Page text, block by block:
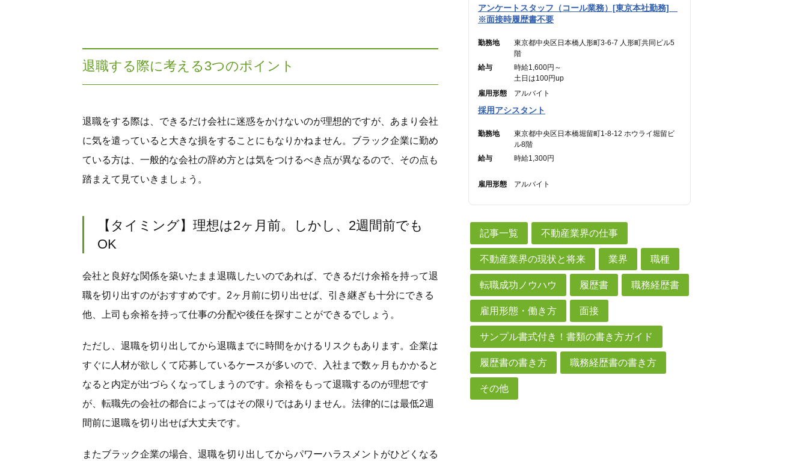
退職する際に考える3つのポイント
退職をする際は、できるだけ会社に迷惑をかけないのが理想的ですが、あまり会社
に気を遣っていると大きな損をすることにもなりかねません。ブラック企業に勤め
ている方は、一般的な会社の辞め方とは気をつけるべき点が異なるので、その点も
踏まえて見ていきましょう。
【タイミング】理想は2ヶ月前。しかし、2週間前でも
OK
会社と良好な関係を築いたまま退職したいのであれば、できるだけ余裕を持って退
職を切り出すのがおすすめです。2ヶ月前に切り出せば、引き継ぎも十分にできる
他、上司も余裕を持って仕事の分配や後任を探すことができるでしょう。
ただし、退職を切り出してから退職までに時間をかけるリスクもあります。企業は
すぐに人材が欲しくて応募しているケースが多いので、入社まで数ヶ月もかかると
なると内定が出づらくなってしまうのです。余裕をもって退職するのが理想です
が、転職先の会社の都合によってはその限りではありません。法律的には最低2週
間前に退職を切り出せば大丈夫です。
またブラック企業の場合、退職を切り出してからパワーハラスメントがひどくなる
円】含む。）
※45時間を超える時間外労働分についての割増賃金
（45時間を超える時間外労働分についての割増賃金
は別途追加支給）
アンケートスタッフ（コール業務）[東京本社勤務]
※面接時履歴書不要
勤務地
東京都中央区日本橋人形町3-6-7 人形町共同ビル5
階
給与
時給1,600円～
土日は100円up
雇用形態
アルバイト
採用アシスタント
勤務地
東京都中央区日本橋堀留町1-8-12 ホウライ堀留ビ
ル8階
給与
時給1,300円
雇用形態 アルバイト
記事一覧 不動産業界の仕事
不動産業界の現状と将来 業界 職種
転職成功ノウハウ 履歴書 職務経歴書
雇用形態・働き方 面接
サンプル書式付き！書類の書き方ガイド
履歴書の書き方 職務経歴書の書き方
その他